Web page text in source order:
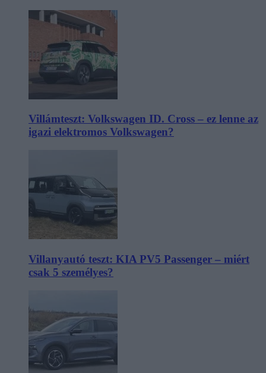
Villámteszt: Volkswagen ID. Cross – ez lenne az
igazi elektromos Volkswagen?
Villanyautó teszt: KIA PV5 Passenger – miért
csak 5 személyes?